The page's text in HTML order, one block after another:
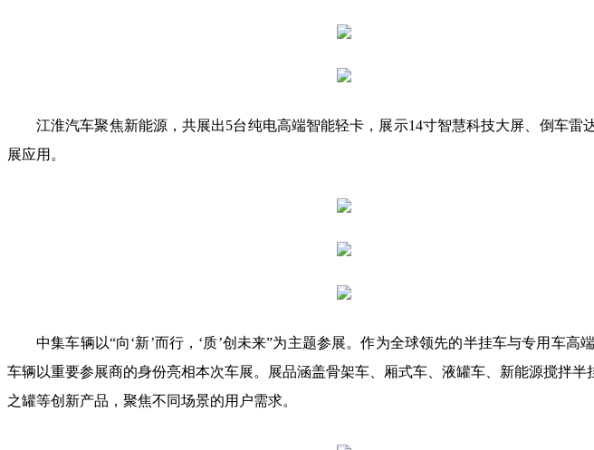
江淮汽车聚焦新能源，共展出5台纯电高端智能轻卡，展示14寸智慧科技大屏、倒车
展应用。
中集车辆以“向‘新’而行，‘质’创未来”为主题参展。作为全球领先的半挂车与专用车
车辆以重要参展商的身份亮相本次车展。展品涵盖骨架车、厢式车、液罐车、新能源搅拌
之罐等创新产品，聚焦不同场景的用户需求。